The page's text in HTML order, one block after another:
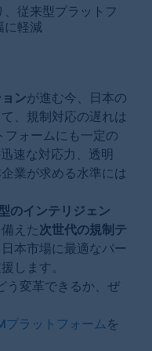
従来型プラットフ
に軽減
ンが進む今、日本の
、規制対応の遅れは
フォームにも一定の
速な対応力、透明
業が求める水準には
のインテリジェン
えた次世代の規制テ
本市場に最適なパー
します。
う変革できるか、ぜ
ラットフォームを